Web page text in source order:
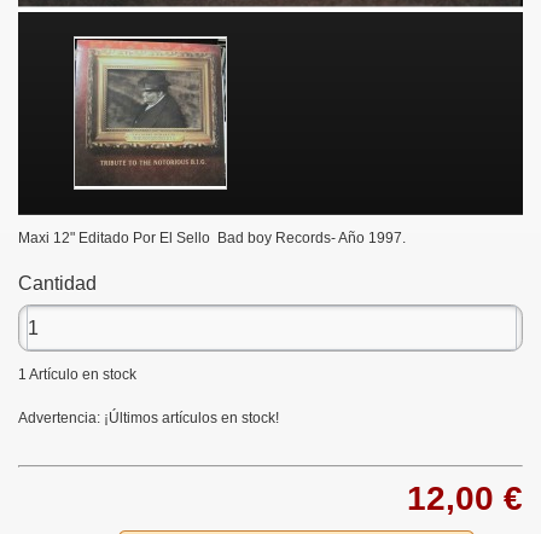
Maxi 12" Editado Por El Sello Bad boy Records- Año 1997.
Cantidad
1 Artículo en stock
Advertencia: ¡Últimos artículos en stock!
12,00 €